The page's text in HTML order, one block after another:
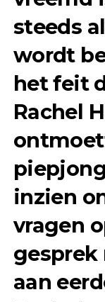
steeds
wordt
het feit
Rachel
inzien
vragen
gesprek
aan